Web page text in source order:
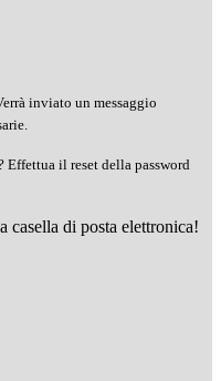
inviato un messaggio
Effettua il reset della password
casella di posta elettronica!